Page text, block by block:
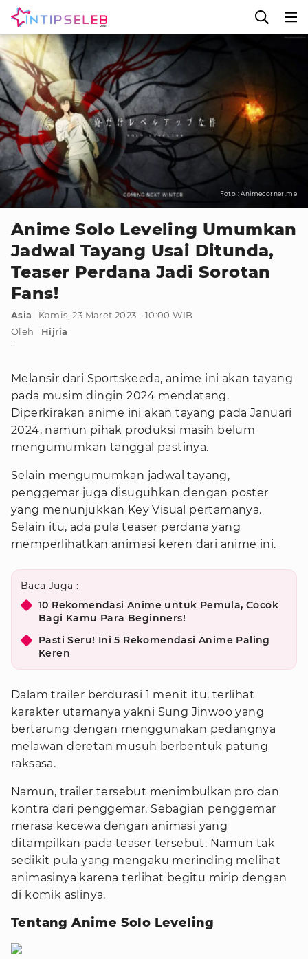
Foto : Animecorner.me
Anime Solo Leveling Umumkan
Jadwal Tayang Usai Ditunda,
Teaser Perdana Jadi Sorotan
Fans!
Asia
Kamis, 23 Maret 2023 - 10:00 WIB
Oleh
:
Hijria
Melansir dari Sportskeeda, anime ini akan tayang
pada musim dingin 2024 mendatang.
Diperkirakan anime ini akan tayang pada Januari
2024, namun pihak produksi masih belum
mengumumkan tanggal pastinya.
Selain mengumumkan jadwal tayang,
penggemar juga disuguhkan dengan poster
yang menunjukkan Key Visual pertamanya.
Selain itu, ada pula teaser perdana yang
memperlihatkan animasi keren dari anime ini.
Baca Juga :
10 Rekomendasi Anime untuk Pemula, Cocok
Bagi Kamu Para Beginners!
Pasti Seru! Ini 5 Rekomendasi Anime Paling
Keren
Dalam trailer berdurasi 1 menit itu, terlihat
karakter utamanya yakni Sung Jinwoo yang
bertarung dengan menggunakan pedangnya
melawan deretan musuh berbentuk patung
raksasa.
Namun, trailer tersebut menimbulkan pro dan
kontra dari penggemar. Sebagian penggemar
merasa kecewa dengan animasi yang
ditampilkan pada teaser tersebut. Namun tak
sedikit pula yang mengaku merinding melihat
animasinya karena terlihat begitu mirip dengan
di komik aslinya.
Tentang Anime Solo Leveling